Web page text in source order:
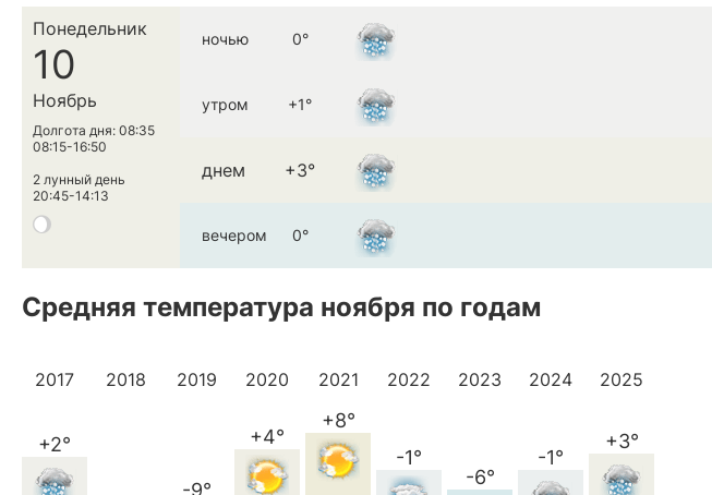
Понедельник
10
Ноябрь
Долгота дня: 08:35
08:15-16:50
2 лунный день
20:45-14:13
ночью 0°
утром +1°
днем +3°
вечером 0°
Средняя температура ноября по годам
2017
+2°
2018 2019
-9°
2020
+4°
2021
+8°
2022
-1°
2023
-6°
2024
-1°
2025
+3°